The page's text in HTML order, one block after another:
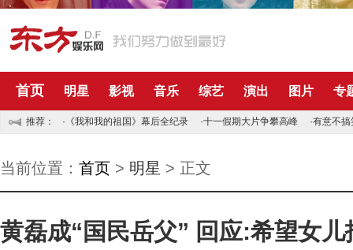
首页 明星 影视 音乐 综艺 演出 图片 专
推荐： · 《我和我的祖国》幕后全纪录 ·十一假期大片争攀高峰 ·有意不搞
当前位置： 首页 > 明星 > 正文
黄磊成“国民岳父” 回应:希望女儿